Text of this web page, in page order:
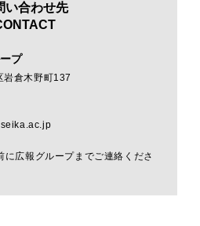
い合わせ先
プ
倉木野町137
広報グループまでご連絡くださ